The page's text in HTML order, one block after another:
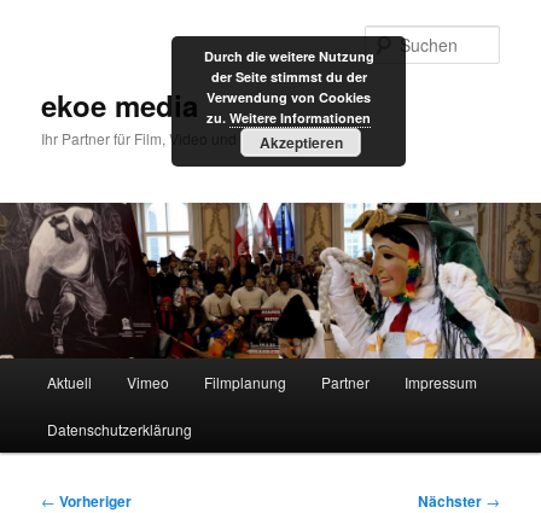
ekoe media
Ihr Partner für Film, Video und Internet
Aktuell Vimeo Filmplanung Partner Impressum
Datenschutzerklärung
Beitragsnavigation
← Vorheriger Nächster →
Durch die weitere Nutzung
der Seite stimmst du der
Verwendung von Cookies
zu. Weitere Informationen
Akzeptieren